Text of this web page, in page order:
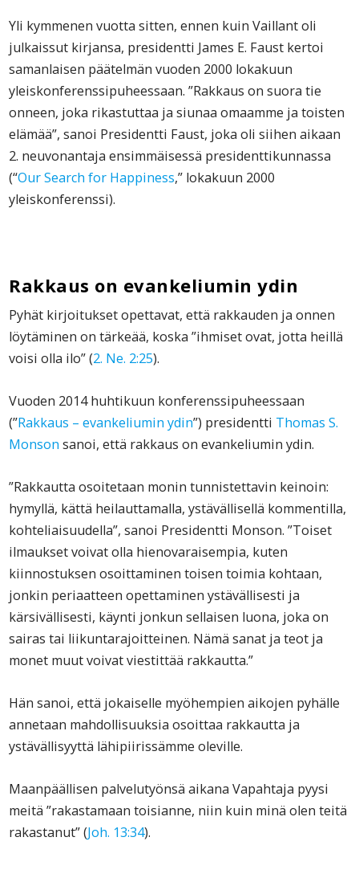
Yli kymmenen vuotta sitten, ennen kuin Vaillant oli
julkaissut kirjansa, presidentti James E. Faust kertoi
samanlaisen päätelmän vuoden 2000 lokakuun
yleiskonferenssipuheessaan. ”Rakkaus on suora tie
onneen, joka rikastuttaa ja siunaa omaamme ja toisten
elämää”, sanoi Presidentti Faust, joka oli siihen aikaan
2. neuvonantaja ensimmäisessä presidenttikunnassa
(“Our Search for Happiness,” lokakuun 2000
yleiskonferenssi).
Rakkaus on evankeliumin ydin
Pyhät kirjoitukset opettavat, että rakkauden ja onnen
löytäminen on tärkeää, koska ”ihmiset ovat, jotta heillä
voisi olla ilo” (2. Ne. 2:25).
Vuoden 2014 huhtikuun konferenssipuheessaan
(”Rakkaus – evankeliumin ydin”) presidentti Thomas S.
Monson sanoi, että rakkaus on evankeliumin ydin.
”Rakkautta osoitetaan monin tunnistettavin keinoin:
hymyllä, kättä heilauttamalla, ystävällisellä kommentilla,
kohteliaisuudella”, sanoi Presidentti Monson. ”Toiset
ilmaukset voivat olla hienovaraisempia, kuten
kiinnostuksen osoittaminen toisen toimia kohtaan,
jonkin periaatteen opettaminen ystävällisesti ja
kärsivällisesti, käynti jonkun sellaisen luona, joka on
sairas tai liikuntarajoitteinen. Nämä sanat ja teot ja
monet muut voivat viestittää rakkautta.”
Hän sanoi, että jokaiselle myöhempien aikojen pyhälle
annetaan mahdollisuuksia osoittaa rakkautta ja
ystävällisyyttä lähipiirissämme oleville.
Maanpäällisen palvelutyönsä aikana Vapahtaja pyysi
meitä ”rakastamaan toisianne, niin kuin minä olen teitä
rakastanut” (Joh. 13:34).